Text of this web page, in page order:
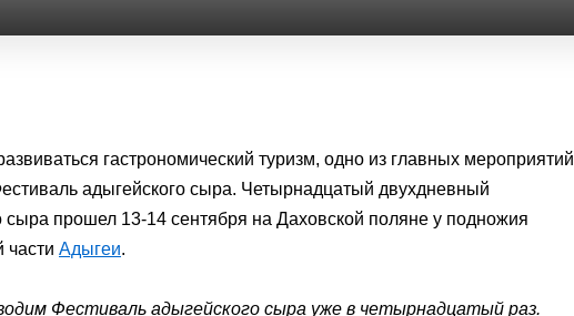
гастрономический туризм, одно из главных мероприятий
адыгейского сыра. Четырнадцатый двухдневный
сыра прошел 13-14 сентября на Даховской поляне у подножия
части Адыгеи.
Фестиваль адыгейского сыра уже в четырнадцатый раз.